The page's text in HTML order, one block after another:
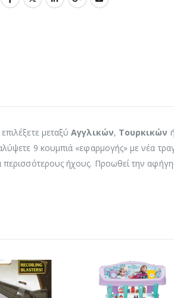
μεταξύΑγγλικών, Τουρκικών ή
9 κουμπιά «εφαρμογής» με νέα
ήχους. Προωθεί την